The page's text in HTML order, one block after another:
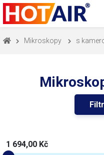
Mikroskopy s
1 694,00 Kč